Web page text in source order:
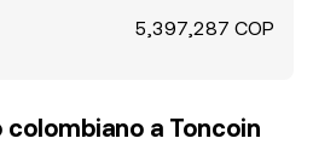
5,397,287 COP
a Toncoin